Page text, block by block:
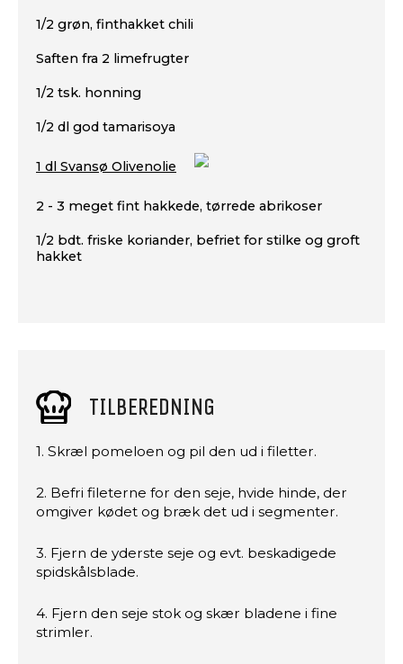
1/2 grøn, finthakket chili
Saften fra 2 limefrugter
1/2 tsk. honning
1/2 dl god tamarisoya
1 dl Svansø Olivenolie
2 - 3 meget fint hakkede, tørrede abrikoser
1/2 bdt. friske koriander, befriet for stilke og groft
hakket
TILBEREDNING
1. Skræl pomeloen og pil den ud i filetter.
2. Befri fileterne for den seje, hvide hinde, der
omgiver kødet og bræk det ud i segmenter.
3. Fjern de yderste seje og evt. beskadigede
spidskålsblade.
4. Fjern den seje stok og skær bladene i fine
strimler.